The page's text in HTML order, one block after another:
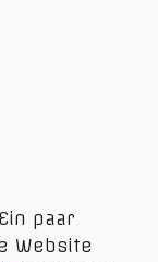
Ein paar
Website